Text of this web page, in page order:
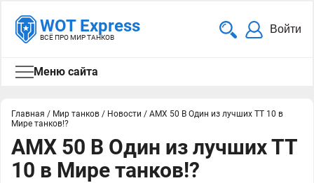
WOT Express
ВСЁ ПРО МИР ТАНКОВ
Войти
Меню сайта
Главная / Мир танков / Новости / AMX 50 B Один из лучших ТТ 10 в
Мире танков!?
AMX 50 B Один из лучших ТТ
10 в Мире танков!?